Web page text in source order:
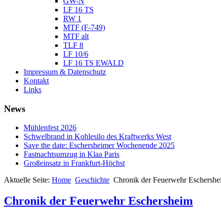
LF 16 TS
RW 1
MTF (F-749)
MTF alt
TLF 8
LF 10/6
LF 16 TS EWALD
Impressum & Datenschutz
Kontakt
Links
News
Mühlenfest 2026
Schwelbrand in Kohlesilo des Kraftwerks West
Save the date: Eschersheimer Wochenende 2025
Fastnachtsumzug in Klaa Paris
Großeinsatz in Frankfurt-Höchst
Aktuelle Seite: Home Geschichte Chronik der Feuerwehr
Chronik der Feuerwehr Eschersheim